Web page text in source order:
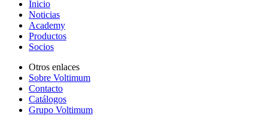
Inicio
Noticias
Academy
Productos
Socios
Otros enlaces
Sobre Voltimum
Contacto
Catálogos
Grupo Voltimum